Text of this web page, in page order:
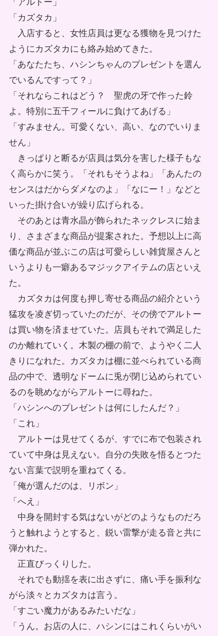
「カズタカ」
入店すると、女性店員は更なる獲物を見つけた
ようにカズタカにも絡み始めてきた。
「あなたたち、ハシンちゃんのプレゼントを選ん
でいるんですって？」
「それならこれはどう？ 聖虎の牙で作った鈴
よ。特別に五千フィールに負けてあげる」
「すみません。可愛くない、高い、なのでいりま
せん」
きっぱりと断るが店員は気分を害した様子もな
く高らかに笑う。「それもそうよね」「あんたの
センスはだからダメなのよ」「なにー！」などと
いった掛け合いが繰り広げられる。
そのあとは青水晶が飾られたネックレスに始ま
り、さまざまな商品が提案された。予想以上に高
価な商品が並ぶこの店は可愛らしい雑貨屋さんと
いうよりも一癖あるマジックアイテムの店といえ
た。
カズタカは何度も押し寄せる商品の紹介という
猛攻を凌ぎ切っていたのだが、その傍でアルトー
は買い物を済ませていた。店員もそれで満足した
のか離れていく。木製の棚の前で、ようやく二人
きりになれた。カズタカは棚に並べられている商
品の中で、透明なドームに兎が閉じ込められてい
るのを眺めながらアルトーに尋ねた。
「ハシンへのプレゼントは何にしたんだ？」
「これ」
アルトーは見せてくるが、すでに布で包装され
ていて中身は見えない。自分の失敗を悟るとつた
ない言葉で説明を重ねてくる。
「俺が選んだのは、リボン」
「へえ」
中身を開封する気はないがどのようなものだろ
うと触れようとすると、鋭い雷撃が走る音と共に
弾かれた。
正直びっくりした。
それでも動揺を表に出さずに、痛い手を振利な
がら淡々とカズタカは言う。
「すごい魔力があるみたいだな」
「うん。お店の人に、ハシンにはこれくらいがい